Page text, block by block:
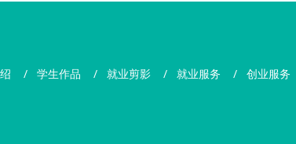
/ 学生作品 / 就业剪影 / 就业服务 / 创业服务